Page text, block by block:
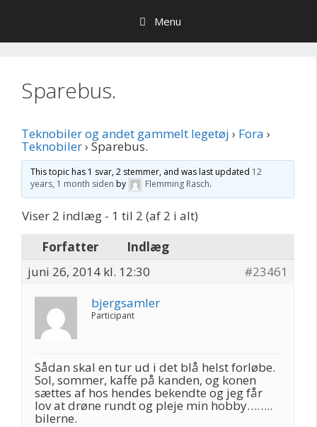
indhold
Menu
Sparebus.
Teknobiler og andet gammelt legetøj › Fora ›
Teknobiler› Sparebus.
This topic has 1 svar, 2 stemmer, and was last updated 12
years, 1 month siden by Flemming Rasch.
Viser 2 indlæg - 1 til 2 (af 2 i alt)
Forfatter
Indlæg
juni 26, 2014 kl. 12:30
#23461
bjergsamler
Participant
Sådan skal en tur ud i det blå helst forløbe.
Sol, sommer, kaffe på kanden, og konen
sættes af hos hendes bekendte og jeg får
lov at drøne rundt og pleje min hobby……..
bilerne.